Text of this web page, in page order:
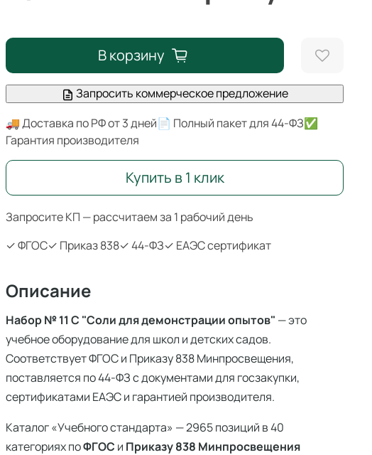
Запросите КП — рассчитаем за 1 рабочий день
✓ ФГОС✓ Приказ 838✓ 44-ФЗ✓ ЕАЭС сертификат
В корзину
Запросить коммерческое предложение
🚚 Доставка по РФ от 3 дней📄 Полный пакет для 44-ФЗ✅
Гарантия производителя
Купить в 1 клик
Описание
Набор № 11 С "Соли для демонстрации опытов" — это
учебное оборудование для школ и детских садов.
Соответствует ФГОС и Приказу 838 Минпросвещения,
поставляется по 44-ФЗ с документами для госзакупки,
сертификатами ЕАЭС и гарантией производителя.
Каталог «Учебного стандарта» — 2965 позиций в 40
категориях поФГОС и Приказу 838 Минпросвещения